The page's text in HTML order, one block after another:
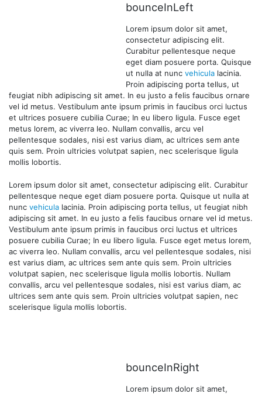
bounceInLeft
Lorem ipsum dolor sit amet,
consectetur adipiscing elit.
Curabitur pellentesque neque
eget diam posuere porta. Quisque
ut nulla at nunc vehicula lacinia.
Proin adipiscing porta tellus, ut
feugiat nibh adipiscing sit amet. In eu justo a felis faucibus ornare
vel id metus. Vestibulum ante ipsum primis in faucibus orci luctus
et ultrices posuere cubilia Curae; In eu libero ligula. Fusce eget
metus lorem, ac viverra leo. Nullam convallis, arcu vel
pellentesque sodales, nisi est varius diam, ac ultrices sem ante
quis sem. Proin ultricies volutpat sapien, nec scelerisque ligula
mollis lobortis.
Lorem ipsum dolor sit amet, consectetur adipiscing elit. Curabitur
pellentesque neque eget diam posuere porta. Quisque ut nulla at
nunc vehicula lacinia. Proin adipiscing porta tellus, ut feugiat nibh
adipiscing sit amet. In eu justo a felis faucibus ornare vel id metus.
Vestibulum ante ipsum primis in faucibus orci luctus et ultrices
posuere cubilia Curae; In eu libero ligula. Fusce eget metus lorem,
ac viverra leo. Nullam convallis, arcu vel pellentesque sodales, nisi
est varius diam, ac ultrices sem ante quis sem. Proin ultricies
volutpat sapien, nec scelerisque ligula mollis lobortis. Nullam
convallis, arcu vel pellentesque sodales, nisi est varius diam, ac
ultrices sem ante quis sem. Proin ultricies volutpat sapien, nec
scelerisque ligula mollis lobortis.
bounceInRight
Lorem ipsum dolor sit amet,